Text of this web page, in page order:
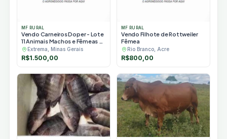
MF RURAL
Vendo Carneiros Doper - Lote
11 Animais Machos e Fêmeas e
Borregos
Extrema, Minas Gerais
R$1.500,00
MF RURAL
Vendo Filhote de Rottweiler
Fêmea
Rio Branco, Acre
R$800,00